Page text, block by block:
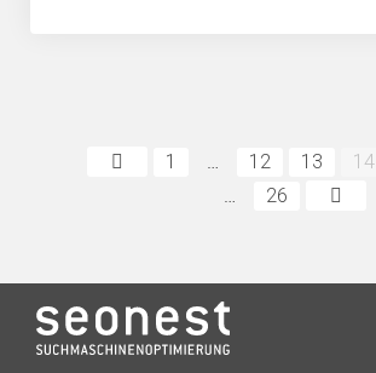
Beitragsnavigation
 1 … 12 13 14
…
26 